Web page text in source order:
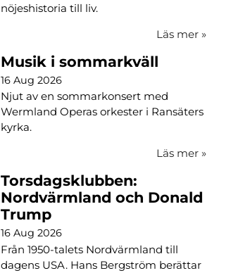
nöjeshistoria till liv.
Läs mer »
Musik i sommarkväll
16 Aug 2026
Njut av en sommarkonsert med
Wermland Operas orkester i Ransäters
kyrka.
Läs mer »
Torsdagsklubben:
Nordvärmland och Donald
Trump
16 Aug 2026
Från 1950-talets Nordvärmland till
dagens USA. Hans Bergström berättar